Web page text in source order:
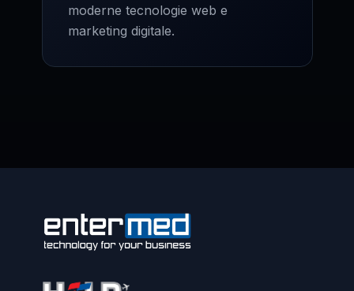
moderne tecnologie web e
marketing digitale.